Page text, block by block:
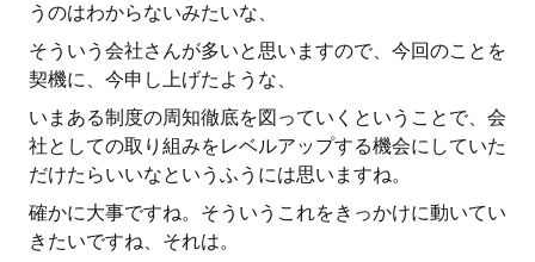
うのはわからないみたいな、
そういう会社さんが多いと思いますので、今回のことを
契機に、今申し上げたような、
いまある制度の周知徹底を図っていくということで、会
社としての取り組みをレベルアップする機会にしていた
だけたらいいなというふうには思いますね。
確かに大事ですね。そういうこれをきっかけに動いてい
きたいですね、それは。